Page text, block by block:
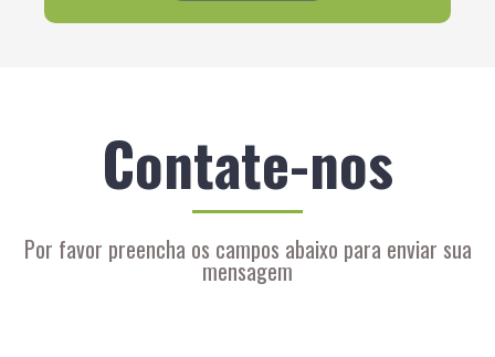
Contate-nos
Por favor preencha os campos abaixo para enviar sua
mensagem